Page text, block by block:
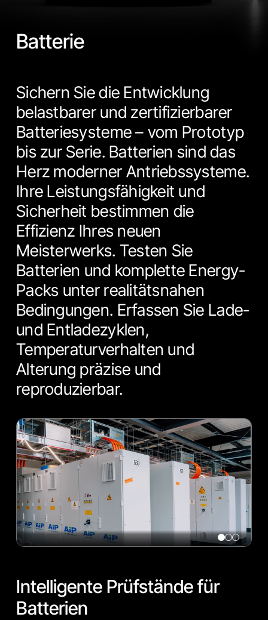
Batterie
Sichern Sie die Entwicklung
belastbarer und zertifizierbarer
Batteriesysteme – vom Prototyp
bis zur Serie. Batterien sind das
Herz moderner Antriebssysteme.
Ihre Leistungsfähigkeit und
Sicherheit bestimmen die
Effizienz Ihres neuen
Meisterwerks. Testen Sie
Batterien und komplette Energy-
Packs unter realitätsnahen
Bedingungen. Erfassen Sie Lade-
und Entladezyklen,
Temperaturverhalten und
Alterung präzise und
reproduzierbar.
Intelligente Prüfstände für
Batterien